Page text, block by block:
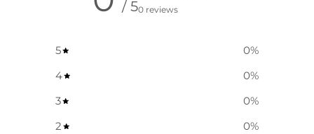
/ 50 reviews
5 0%
4
0%
3
0%
2
0%